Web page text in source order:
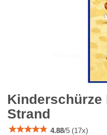
Kinderschürze
Strand
4.88/5 (17x)